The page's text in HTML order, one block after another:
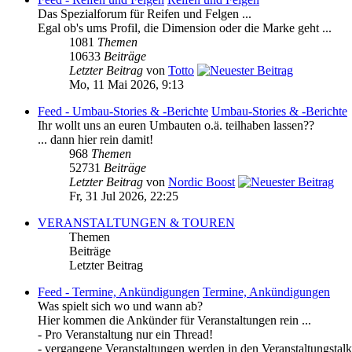
Das Spezialforum für Reifen und Felgen ...
Egal ob's ums Profil, die Dimension oder die Marke geht ...
1081 Themen
10633 Beiträge
Letzter Beitrag von Totto
Mo, 11 Mai 2026, 9:13
Feed - Umbau-Stories & -Berichte Umbau-Stories & -Berichte
Ihr wollt uns an euren Umbauten o.ä. teilhaben lassen??
... dann hier rein damit!
968 Themen
52731 Beiträge
Letzter Beitrag von Nordic Boost
Fr, 31 Jul 2026, 22:25
VERANSTALTUNGEN & TOUREN
Themen
Beiträge
Letzter Beitrag
Feed - Termine, Ankündigungen Termine, Ankündigungen
Was spielt sich wo und wann ab?
Hier kommen die Ankünder für Veranstaltungen rein ...
- Pro Veranstaltung nur ein Thread!
- vergangene Veranstaltungen werden in den